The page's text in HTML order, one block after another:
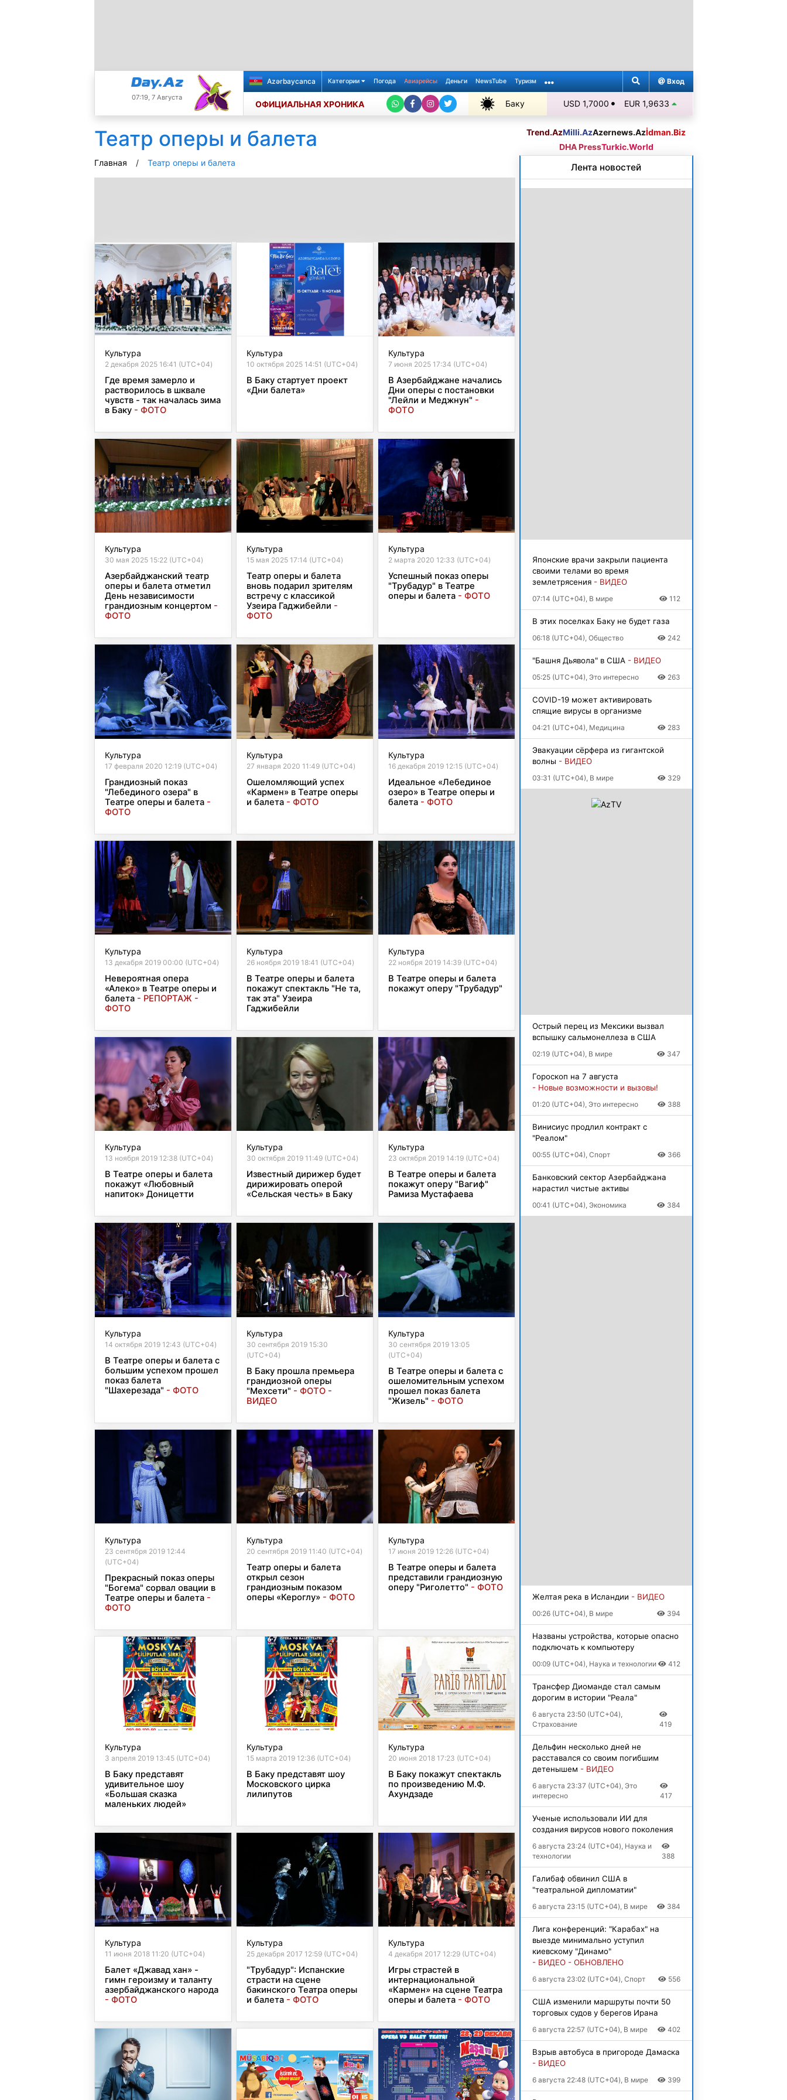
07:19, 7 Августа
Azərbaycanca Категории Погода Авиарейсы Деньги NewsTube Туризм Вход
ОФИЦИАЛЬНАЯ ХРОНИКА Баку USD 1,7000 EUR 1,9633
Театр оперы и балета
Главная Театр оперы и балета
Культура
2 декабря 2025 16:41 (UTC+04)
Где время замерло и
растворилось в шквале
чувств - так началась зима
в Баку - ФОТО
Культура
10 октября 2025 14:51 (UTC+04)
В Баку стартует проект
«Дни балета»
Культура
7 июня 2025 17:34 (UTC+04)
В Азербайджане начались
Дни оперы с постановки
"Лейли и Меджнун" -
ФОТО
Культура
30 мая 2025 15:22 (UTC+04)
Азербайджанский театр
оперы и балета отметил
День независимости
грандиозным концертом -
ФОТО
Культура
15 мая 2025 17:14 (UTC+04)
Театр оперы и балета
вновь подарил зрителям
встречу с классикой
Узеира Гаджибейли -
ФОТО
Культура
2 марта 2020 12:33 (UTC+04)
Успешный показ оперы
"Трубадур" в Театре
оперы и балета - ФОТО
Культура
17 февраля 2020 12:19 (UTC+04)
Грандиозный показ
"Лебединого озера" в
Театре оперы и балета -
ФОТО
Культура
27 января 2020 11:49 (UTC+04)
Ошеломляющий успех
«Кармен» в Театре оперы
и балета - ФОТО
Культура
16 декабря 2019 12:15 (UTC+04)
Идеальное «Лебединое
озеро» в Театре оперы и
балета - ФОТО
Культура
13 декабря 2019 00:00 (UTC+04)
Невероятная опера
«Алеко» в Театре оперы и
балета - РЕПОРТАЖ -
ФОТО
Культура
26 ноября 2019 18:41 (UTC+04)
В Театре оперы и балета
покажут спектакль "Не та,
так эта" Узеира
Гаджибейли
Культура
22 ноября 2019 14:39 (UTC+04)
В Театре оперы и балета
покажут оперу "Трубадур"
Культура
13 ноября 2019 12:38 (UTC+04)
В Театре оперы и балета
покажут «Любовный
напиток» Доницетти
Культура
30 октября 2019 11:49 (UTC+04)
Известный дирижер будет
дирижировать оперой
«Сельская честь» в Баку
Культура
23 октября 2019 14:19 (UTC+04)
В Театре оперы и балета
покажут оперу "Вагиф"
Рамиза Мустафаева
Культура
14 октября 2019 12:43 (UTC+04)
В Театре оперы и балета с
большим успехом прошел
показ балета
"Шахерезада" - ФОТО
Культура
30 сентября 2019 15:30
(UTC+04)
В Баку прошла премьера
грандиозной оперы
"Мехсети" - ФОТО -
ВИДЕО
Культура
30 сентября 2019 13:05
(UTC+04)
В Театре оперы и балета с
ошеломительным успехом
прошел показ балета
"Жизель" - ФОТО
Культура
23 сентября 2019 12:44
(UTC+04)
Прекрасный показ оперы
"Богема" сорвал овации в
Театре оперы и балета -
ФОТО
Культура
20 сентября 2019 11:40 (UTC+04)
Театр оперы и балета
открыл сезон
грандиозным показом
оперы «Кероглу» - ФОТО
Культура
17 июня 2019 12:26 (UTC+04)
В Театре оперы и балета
представили грандиозную
оперу "Риголетто" - ФОТО
Культура
3 апреля 2019 13:45 (UTC+04)
В Баку представят
удивительное шоу
«Большая сказка
маленьких людей»
Культура
15 марта 2019 12:36 (UTC+04)
В Баку представят шоу
Московского цирка
лилипутов
Культура
20 июня 2018 17:23 (UTC+04)
В Баку покажут спектакль
по произведению М.Ф.
Ахундзаде
Культура
11 июня 2018 11:20 (UTC+04)
Балет «Джавад хан» -
гимн героизму и таланту
азербайджанского народа
- ФОТО
Культура
25 декабря 2017 12:59 (UTC+04)
"Трубадур": Испанские
страсти на сцене
бакинского Театра оперы
и балета - ФОТО
Культура
4 декабря 2017 12:29 (UTC+04)
Игры страстей в
интернациональной
«Кармен» на сцене Театра
оперы и балета - ФОТО
Trend.AzMilli.AzAzernews.Azİdman.Biz
DHA PressTurkic.World
Лента новостей
Японские врачи закрыли пациента
своими телами во время
землетрясения - ВИДЕО
07:14 (UTC+04), В мире 112
В этих поселках Баку не будет газа
06:18 (UTC+04), Общество 242
"Башня Дьявола" в США - ВИДЕО
05:25 (UTC+04), Это интересно 263
COVID-19 может активировать
спящие вирусы в организме
04:21 (UTC+04), Медицина 283
Эвакуации сёрфера из гигантской
волны - ВИДЕО
03:31 (UTC+04), В мире 329
Острый перец из Мексики вызвал
вспышку сальмонеллеза в США
02:19 (UTC+04), В мире 347
Гороскоп на 7 августа
- Новые возможности и вызовы!
01:20 (UTC+04), Это интересно 388
Винисиус продлил контракт с
"Реалом"
00:55 (UTC+04), Спорт 366
Банковский сектор Азербайджана
нарастил чистые активы
00:41 (UTC+04), Экономика 384
Желтая река в Исландии - ВИДЕО
00:26 (UTC+04), В мире 394
Названы устройства, которые опасно
подключать к компьютеру
00:09 (UTC+04), Наука и технологии 412
Трансфер Диоманде стал самым
дорогим в истории "Реала"
6 августа 23:50 (UTC+04),
Страхование
419
Дельфин несколько дней не
расставался со своим погибшим
детенышем - ВИДЕО
6 августа 23:37 (UTC+04), Это
интересно
417
Ученые использовали ИИ для
создания вирусов нового поколения
6 августа 23:24 (UTC+04), Наука и
технологии
388
Галибаф обвинил США в
"театральной дипломатии"
6 августа 23:15 (UTC+04), В мире 384
Лига конференций: "Карабах" на
выезде минимально уступил
киевскому "Динамо"
- ВИДЕО - ОБНОВЛЕНО
6 августа 23:02 (UTC+04), Спорт 556
США изменили маршруты почти 50
торговых судов у берегов Ирана
6 августа 22:57 (UTC+04), В мире 402
Взрыв автобуса в пригороде Дамаска
- ВИДЕО
6 августа 22:48 (UTC+04), В мире 399